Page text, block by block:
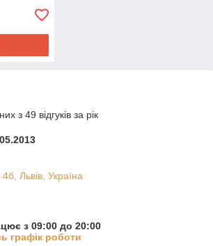
з 49 відгуків за рік
4б, Львів, Україна
з 09:00 до 20:00
графік роботи